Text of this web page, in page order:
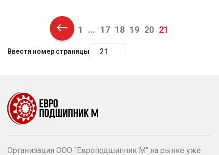
Previous
1 ... 17 18 19 20 21
Ввести номер страницы
Организация ООО "Европодшипник М" на рынке уже